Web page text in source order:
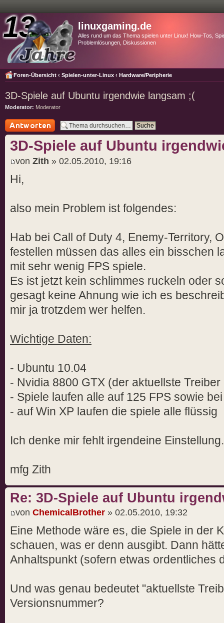
linuxgaming.de
Alles rund um das Thema spielen unter Linux! How-Tos,
Problemlösungen, Diskussionen
Foren-Übersicht ‹ Spielen-unter-Linux ‹ Hardware/Peripherie
3D-Spiele auf Ubuntu irgendwie langsam ;(
Moderator: Moderator
Antwort schreiben
3D-Spiele auf Ubuntu
von Zith » 02.05.2010, 19:16
Hi,
also mein Problem ist folgendes:
Hab bei Call of Duty 4, Enemy-Territory,
festellen müssen das alles ein bisschen
mit sehr wenig FPS spiele.
Es ist jetzt kein schlimmes ruckeln oder
gesagt keine Ahnung wie ich es
mir ja trotzdem wer helfen.
Wichtige Daten:
- Ubuntu 10.04
- Nvidia 8800 GTX (der aktuellste
- Spiele laufen alle auf 125 FPS sowie
- auf Win XP laufen die spiele alle flüssig
Ich denke mir fehlt irgendeine
mfg Zith
Re: 3D-Spiele auf Ubuntu
von ChemicalBrother » 02.05.2010, 19:32
Eine Methode wäre es, die Spiele in der
schauen, was er denn ausgibt. Dann
Anhaltspunkt (sofern etwas ordentliches
Und was genau bedeutet "aktuellste
Versionsnummer?